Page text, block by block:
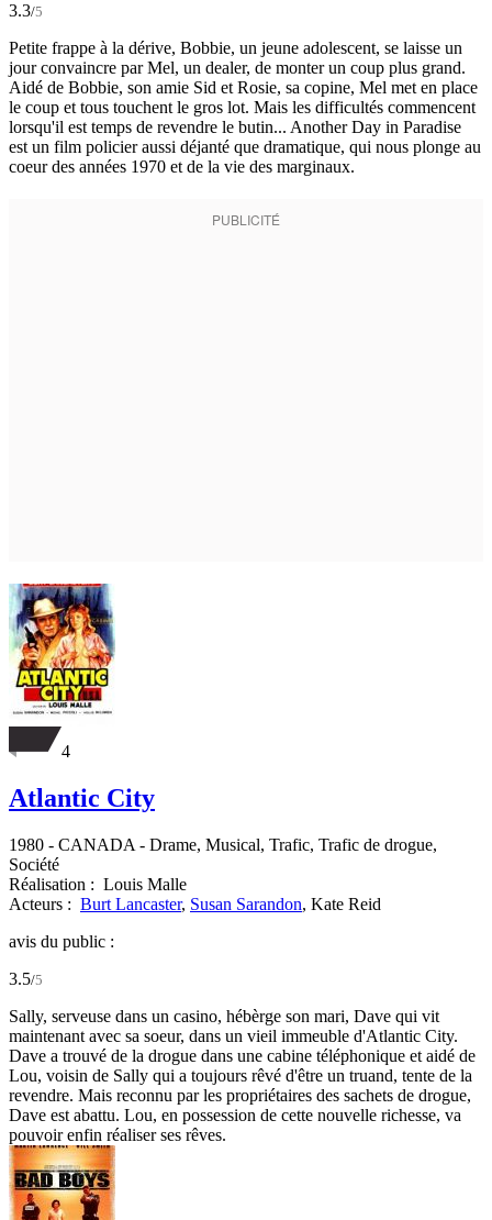
3.3/5
Petite frappe à la dérive, Bobbie, un jeune adolescent, se laisse un
jour convaincre par Mel, un dealer, de monter un coup plus grand.
Aidé de Bobbie, son amie Sid et Rosie, sa copine, Mel met en place
le coup et tous touchent le gros lot. Mais les difficultés commencent
lorsqu'il est temps de revendre le butin... Another Day in Paradise
est un film policier aussi déjanté que dramatique, qui nous plonge au
coeur des années 1970 et de la vie des marginaux.
4
Atlantic City
1980 - CANADA - Drame, Musical, Trafic, Trafic de drogue,
Société
Réalisation : Louis Malle
Acteurs : Burt Lancaster, Susan Sarandon, Kate Reid
avis du public :
3.5/5
Sally, serveuse dans un casino, hébèrge son mari, Dave qui vit
maintenant avec sa soeur, dans un vieil immeuble d'Atlantic City.
Dave a trouvé de la drogue dans une cabine téléphonique et aidé de
Lou, voisin de Sally qui a toujours rêvé d'être un truand, tente de la
revendre. Mais reconnu par les propriétaires des sachets de drogue,
Dave est abattu. Lou, en possession de cette nouvelle richesse, va
pouvoir enfin réaliser ses rêves.